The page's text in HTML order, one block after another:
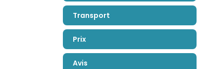
Transport
Prix
Avis